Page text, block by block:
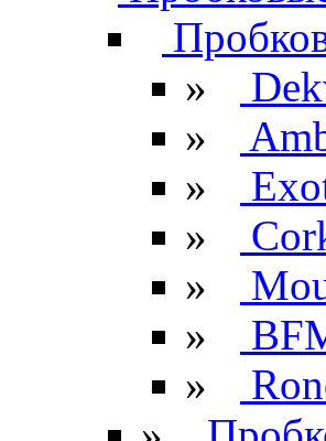
»
»
»
»
»
»
»